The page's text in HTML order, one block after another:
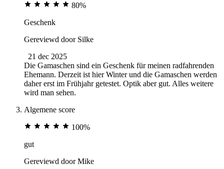
80%
Geschenk
Gereviewd door Silke
21 dec 2025
Die Gamaschen sind ein Geschenk für meinen radfahrenden
Ehemann. Derzeit ist hier Winter und die Gamaschen werden
daher erst im Frühjahr getestet. Optik aber gut. Alles weitere
wird man sehen.
Algemene score
100%
gut
Gereviewd doorMike